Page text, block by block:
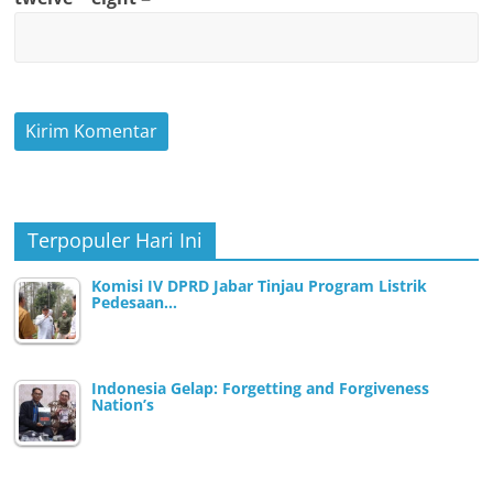
Terpopuler Hari Ini
Komisi IV DPRD Jabar Tinjau Program Listrik
Pedesaan…
Indonesia Gelap: Forgetting and Forgiveness
Nation’s